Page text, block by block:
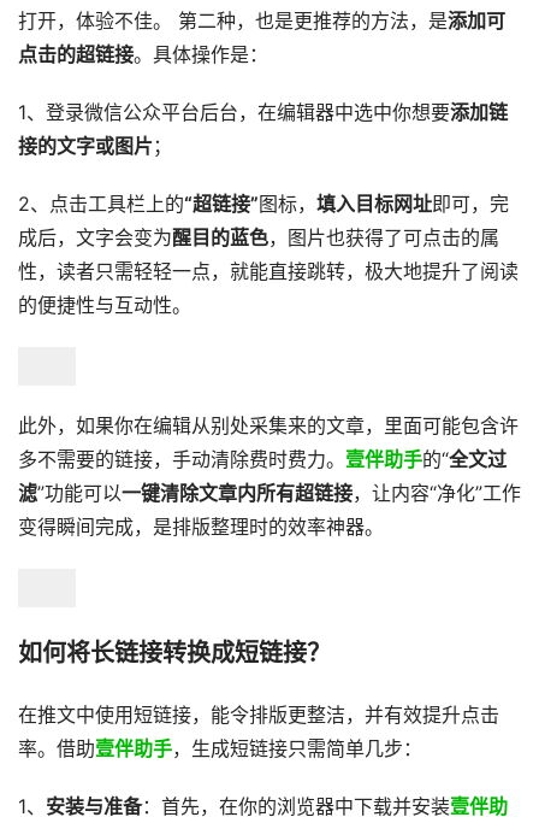
打开，体验不佳。 第二种，也是更推荐的方法，是添加可
点击的超链接。具体操作是：
1、登录微信公众平台后台，在编辑器中选中你想要添加链
接的文字或图片 ；
2、点击工具栏上的“超链接”图标， 填入目标网址即可，完
成后，文字会变为醒目的蓝色，图片也获得了可点击的属
性，读者只需轻轻一点，就能直接跳转，极大地提升了阅读
的便捷性与互动性。
此外，如果你在编辑从别处采集来的文章，里面可能包含许
多不需要的链接，手动清除费时费力。 壹伴助手的“全文过
滤”功能可以一键清除文章内所有超链接，让内容“净化”工作
变得瞬间完成，是排版整理时的效率神器。
如何将长链接转换成短链接？
在推文中使用短链接，能令排版更整洁，并有效提升点击
率。借助壹伴助手，生成短链接只需简单几步：
1、 安装与准备：首先，在你的浏览器中下载并安装壹伴助